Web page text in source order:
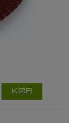
KØB